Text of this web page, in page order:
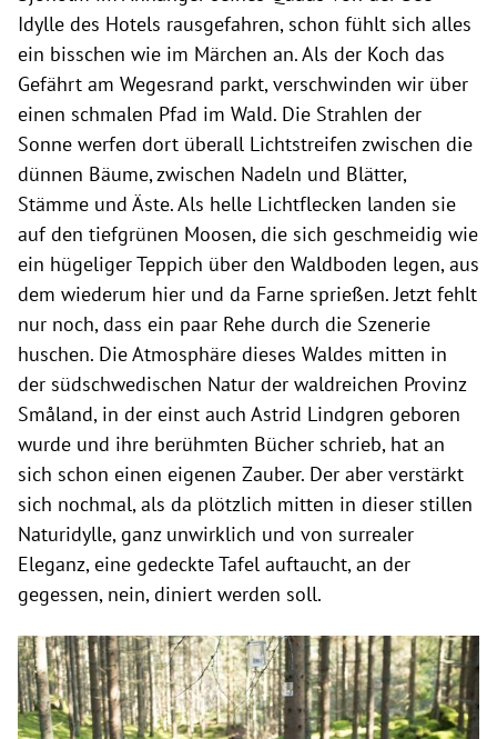
Idylle des Hotels rausgefahren, schon fühlt sich alles
ein bisschen wie im Märchen an. Als der Koch das
Gefährt am Wegesrand parkt, verschwinden wir über
einen schmalen Pfad im Wald. Die Strahlen der
Sonne werfen dort überall Lichtstreifen zwischen die
dünnen Bäume, zwischen Nadeln und Blätter,
Stämme und Äste. Als helle Lichtflecken landen sie
auf den tiefgrünen Moosen, die sich geschmeidig wie
ein hügeliger Teppich über den Waldboden legen, aus
dem wiederum hier und da Farne sprießen. Jetzt fehlt
nur noch, dass ein paar Rehe durch die Szenerie
huschen. Die Atmosphäre dieses Waldes mitten in
der südschwedischen Natur der waldreichen Provinz
Småland, in der einst auch Astrid Lindgren geboren
wurde und ihre berühmten Bücher schrieb, hat an
sich schon einen eigenen Zauber. Der aber verstärkt
sich nochmal, als da plötzlich mitten in dieser stillen
Naturidylle, ganz unwirklich und von surrealer
Eleganz, eine gedeckte Tafel auftaucht, an der
gegessen, nein, diniert werden soll.